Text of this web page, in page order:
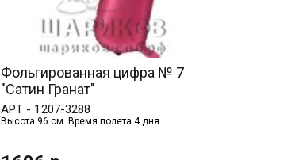
Фольгированная цифра № 7
"Сатин Гранат"
АРТ - 1207-3288
Высота 96 см. Время полета 4 дня